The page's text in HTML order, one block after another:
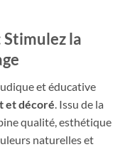
Stimulez la
et éducative
et décoré. Issu de la
qualité, esthétique
naturelles et